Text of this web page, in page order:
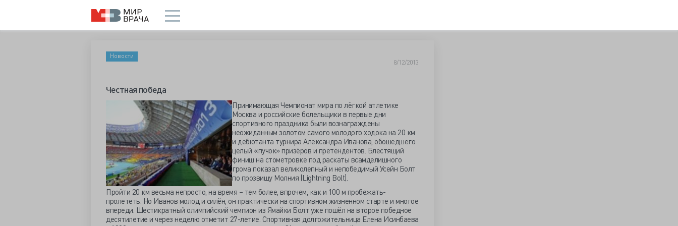
Новости
8/12/2013
Честная победа
Принимающая Чемпионат мира по лёгкой атлетике
Москва и российские болельщики в первые дни
спортивного праздника были вознаграждены
неожиданным золотом самого молодого ходока на 20 км
и дебютанта турнира Александра Иванова, обошедшего
целый «пучок» призёров и претендентов. Блестящий
финиш на стометровке под раскаты всамделишного
грома показал великолепный и непобедимый Усейн Болт
по прозвищу Молния (Lightning Bolt).
Пройти 20 км весьма непросто, на время – тем более, впрочем, как и 100 м пробежать-
пролететь. Но Иванов молод и силён, он практически на спортивном жизненном старте и многое
впереди. Шестикратный олимпийский чемпион из Ямайки Болт уже пошёл на второе победное
десятилетие и через неделю отметит 27-летие. Спортивная долгожительница Елена Исинбаева